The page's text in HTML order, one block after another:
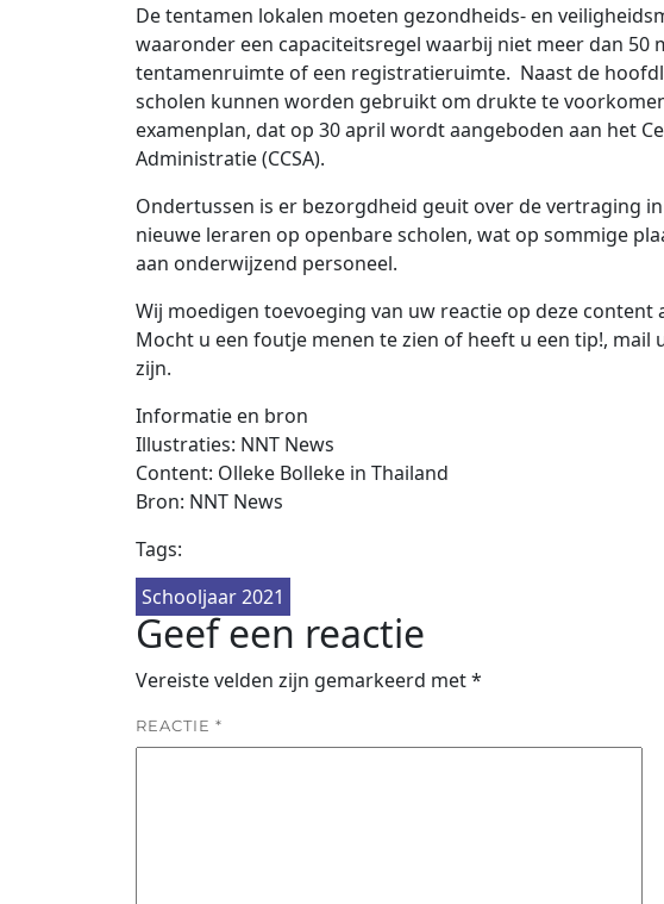
De tentamen lokalen moeten gezondheids- en
waaronder een capaciteitsregel waarbij niet meer dan 50
tentamenruimte of een registratieruimte. Naast de
scholen kunnen worden gebruikt om drukte te
examenplan, dat op 30 april wordt aangeboden aan het
Administratie (CCSA).
Ondertussen is er bezorgdheid geuit over de vertraging
nieuwe leraren op openbare scholen, wat op sommige
aan onderwijzend personeel.
Wij moedigen toevoeging van uw reactie op deze
Mocht u een foutje menen te zien of heeft u een tip!, mail
zijn.
Informatie en bron
Illustraties: NNT News
Content: Olleke Bolleke in Thailand
Bron: NNT News
Tags:
Schooljaar 2021
Geef een reactie
Vereiste velden zijn gemarkeerd met*
REACTIE *